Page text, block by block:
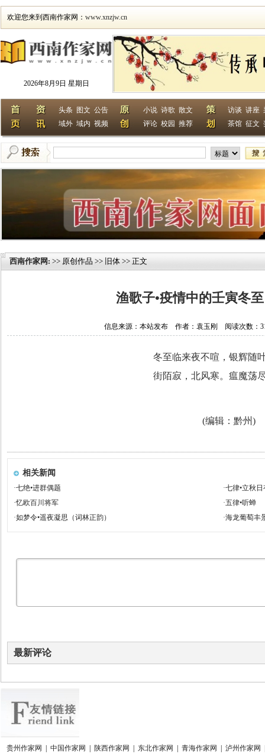
欢迎您来到西南作家网： www.xnzjw.cn
2026年8月9日 星期日
头条 图文 公告
域外 域内 视频
小说 诗歌 散文
评论 校园 推荐
访谈 讲座
茶馆 征文
西南作家网 : >> 原创作品 >> 旧体 >> 正文
渔歌子•疫情中的壬寅冬
信息来源：本站发布 作者：袁玉刚 阅读次数：
冬至临来夜不喧，银辉随
街陌寂，北风寒。瘟魔荡
(编辑：黔州)
相关新闻
·七绝•进群偶题 ·七律•立秋
·忆欧百川将军 ·五律•听蝉
·如梦令•遥夜凝思（词林正韵） ·海龙葡萄丰
最新评论
贵州作家网 | 中国作家网 | 陕西作家网 | 东北作家网 | 青海作家网 | 泸州作家网